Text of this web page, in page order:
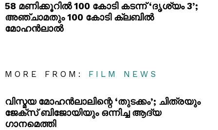
58 മണിക്കൂറിൽ 100 കോടി കടന്ന് ‘ദൃശ്യം 3’;
അഞ്ചാമതും 100 കോടി ക്ലബിൽ
മോഹൻലാൽ
MORE FROM: FILM NEWS
വിസ്മയ മോഹൻലാലിന്റെ ‘തുടക്കം’; ചിത്രയും
ജേക്സ് ബിജോയിയും ഒന്നിച്ച ആദ്യ
ഗാനമെത്തി